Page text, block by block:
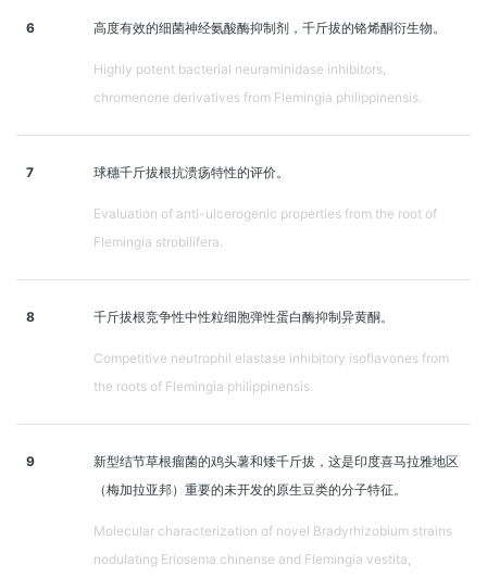
6 高度有效的细菌神经氨酸酶抑制剂，千斤拔的铬烯酮衍生物。
Highly potent bacterial neuraminidase inhibitors,
chromenone derivatives from Flemingia philippinensis.
7 球穗千斤拔根抗溃疡特性的评价。
Evaluation of anti-ulcerogenic properties from the root of
Flemingia strobilifera.
8 千斤拔根竞争性中性粒细胞弹性蛋白酶抑制异黄酮。
Competitive neutrophil elastase inhibitory isoflavones from
the roots of Flemingia philippinensis.
9
新型结节草根瘤菌的鸡头薯和矮千斤拔，这是印度喜马拉雅地区
（梅加拉亚邦）重要的未开发的原生豆类的分子特征。
Molecular characterization of novel Bradyrhizobium strains
nodulating Eriosema chinense and Flemingia vestita,